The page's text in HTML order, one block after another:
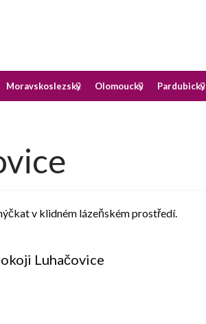
kterou preferujete
Moravskoslezský Olomoucký Pardubický
v klidném lázeňském prostředí.
Luhačovice